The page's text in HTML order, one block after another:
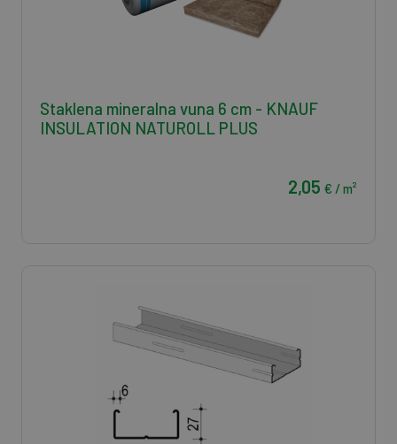
Staklena mineralna vuna 6 cm - KNAUF
INSULATION NATUROLL PLUS
2,05 € / m²